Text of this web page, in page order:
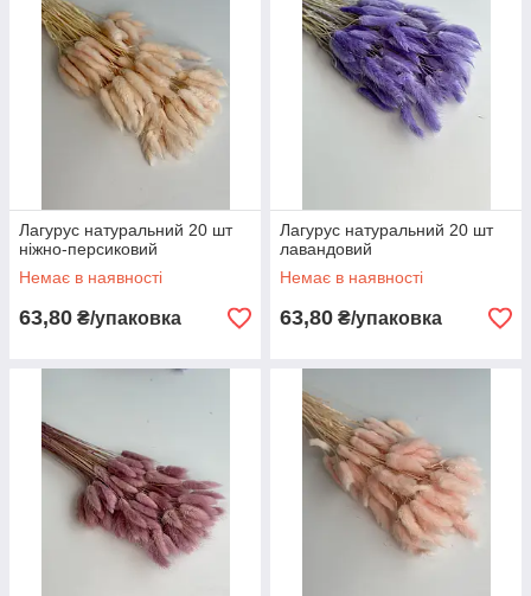
Лагурус натуральний 20 шт
ніжно-персиковий
Немає в наявності
63,80 ₴/упаковка
Лагурус натуральний 20 шт
лавандовий
Немає в наявності
63,80 ₴/упаковка